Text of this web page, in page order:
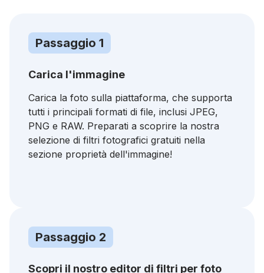
Passaggio 1
Carica l'immagine
Carica la foto sulla piattaforma, che supporta
tutti i principali formati di file, inclusi JPEG,
PNG e RAW. Preparati a scoprire la nostra
selezione di filtri fotografici gratuiti nella
sezione proprietà dell'immagine!
Passaggio 2
Scopri il nostro editor di filtri per foto